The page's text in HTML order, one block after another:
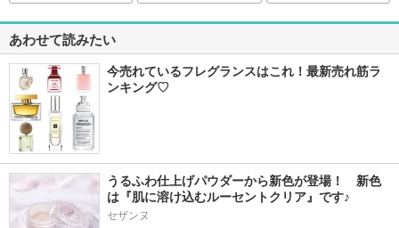
あわせて読みたい
今売れているフレグランスはこれ！最新売れ筋ラ
ンキング♡
うるふわ仕上げパウダーから新色が登場！　新色
は『肌に溶け込むルーセントクリア』です♪
セザンヌ